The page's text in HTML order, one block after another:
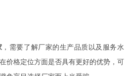
，需要了解厂家的生产品质以及服务水
价格定位方面是否具有更好的优势，可